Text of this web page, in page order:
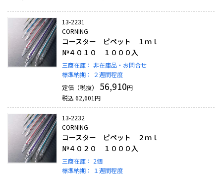
13-2231
CORNING
コースター ピペット １ｍｌ
№４０１０ １０００入
三商在庫： 非在庫品・お問合せ
標準納期：
２週間程度
定価（税抜）
56,910円
税込 62,601円
13-2232
CORNING
コースター ピペット ２ｍｌ
№４０２０ １０００入
三商在庫： 2個
標準納期：
１週間程度